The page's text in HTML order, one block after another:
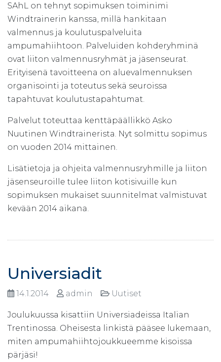
SAhL on tehnyt sopimuksen toiminimi
Windtrainerin kanssa, millä hankitaan
valmennus ja koulutuspalveluita
ampumahiihtoon. Palveluiden kohderyhminä
ovat liiton valmennusryhmät ja jäsenseurat.
Erityisenä tavoitteena on aluevalmennuksen
organisointi ja toteutus sekä seuroissa
tapahtuvat koulutustapahtumat.
Palvelut toteuttaa kenttäpäällikkö Asko
Nuutinen Windtrainerista. Nyt solmittu sopimus
on vuoden 2014 mittainen.
Lisätietoja ja ohjeita valmennusryhmille ja liiton
jäsenseuroille tulee liiton kotisivuille kun
sopimuksen mukaiset suunnitelmat valmistuvat
kevään 2014 aikana.
Universiadit
14.1.2014 admin Uutiset
Joulukuussa kisattiin Universiadeissa Italian
Trentinossa. Oheisesta linkistä pääsee lukemaan,
miten ampumahiihtojoukkueemme kisoissa
pärjäsi!